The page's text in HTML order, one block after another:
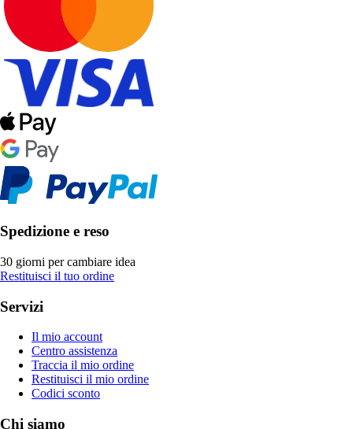
Spedizione e reso
30 giorni per cambiare idea
Restituisci il tuo ordine
Servizi
Il mio account
Centro assistenza
Traccia il mio ordine
Restituisci il mio ordine
Codici sconto
Chi siamo